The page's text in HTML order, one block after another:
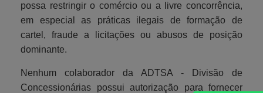
possa restringir o comércio ou a livre concorrência,
em especial as práticas ilegais de formação de
cartel, fraude a licitações ou abusos de posição
dominante.
Nenhum colaborador da ADTSA - Divisão de
Concessionárias possui autorização para fornecer